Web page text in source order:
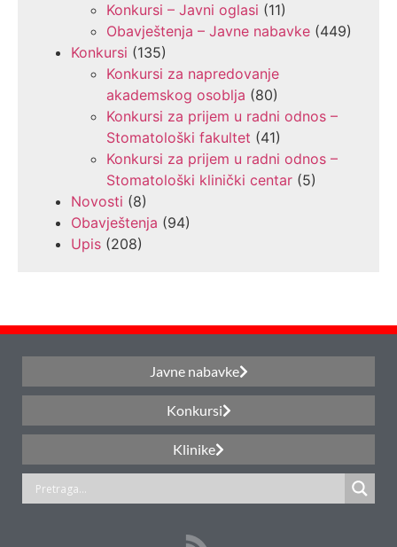
Konkursi – Javni oglasi (11)
Obavještenja – Javne nabavke (449)
Konkursi (135)
Konkursi za napredovanje
akademskog osoblja (80)
Konkursi za prijem u radni odnos –
Stomatološki fakultet (41)
Konkursi za prijem u radni odnos –
Stomatološki klinički centar (5)
Novosti (8)
Obavještenja (94)
Upis (208)
Javne nabavke
Konkursi
Klinike